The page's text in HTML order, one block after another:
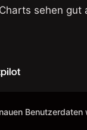
sehen gut